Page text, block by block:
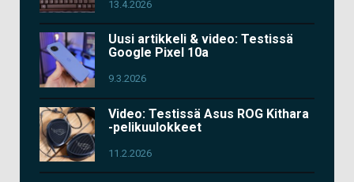
13.4.2026
Uusi artikkeli & video: Testissä
Google Pixel 10a
9.3.2026
Video: Testissä Asus ROG Kithara
-pelikuulokkeet
11.2.2026